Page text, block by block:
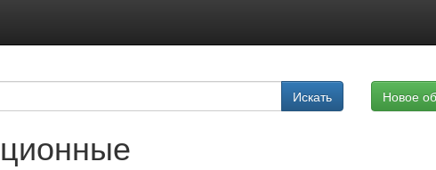
Искать Новое